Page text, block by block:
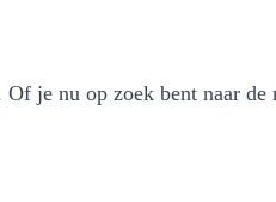
je nu op zoek bent naar de